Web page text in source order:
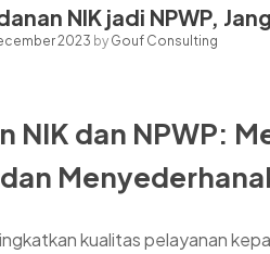
NIK jadi NPWP,
2023 by Gouf Consulting
NIK dan NPWP:
kualitas pelayanan